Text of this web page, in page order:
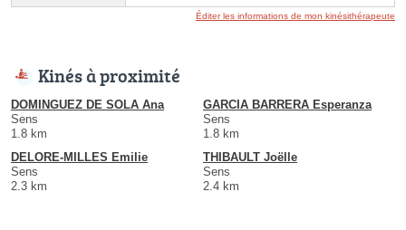
Éditer les informations de mon kinésithérapeute
Kinés à proximité
DOMINGUEZ DE SOLA Ana
Sens
1.8 km
GARCIA BARRERA Esperanza
Sens
1.8 km
DELORE-MILLES Emilie
Sens
2.3 km
THIBAULT Joëlle
Sens
2.4 km